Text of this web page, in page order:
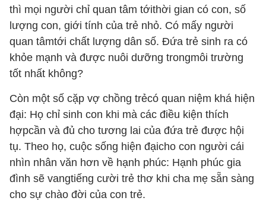
thì mọi người chỉ quan tâm tớithời gian có con, số
lượng con, giới tính của trẻ nhỏ. Có mấy người
quan tâmtới chất lượng dân số. Đứa trẻ sinh ra có
khỏe mạnh và được nuôi dưỡng trongmôi trường
tốt nhất không?
Còn một số cặp vợ chồng trẻcó quan niệm khá hiện
đại: Họ chỉ sinh con khi mà các điều kiện thích
hợpcần và đủ cho tương lai của đứa trẻ được hội
tụ. Theo họ, cuộc sống hiện đạicho con người cái
nhìn nhân văn hơn về hạnh phúc: Hạnh phúc gia
đình sẽ vangtiếng cười trẻ thơ khi cha mẹ sẵn sàng
cho sự chào đời của con trẻ.